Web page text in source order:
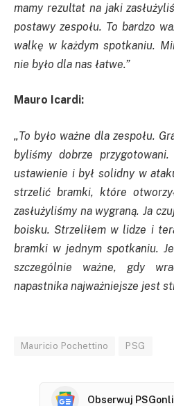
mamy rezultat na jaki
postawy zespołu. To bardzo
walkę w każdym spotkaniu.
nie było dla nas łatwe.”
Mauro Icardi:
„To było ważne dla zespołu.
byliśmy dobrze
ustawienie i był solidny w
strzelić bramki, które
zasłużyliśmy na wygraną. Ja
boisku. Strzeliłem w lidze i
bramki w jednym spotkaniu.
szczególnie ważne, gdy
napastnika najważniejsze jest
Mauricio Pochettino PSG
Obserwuj